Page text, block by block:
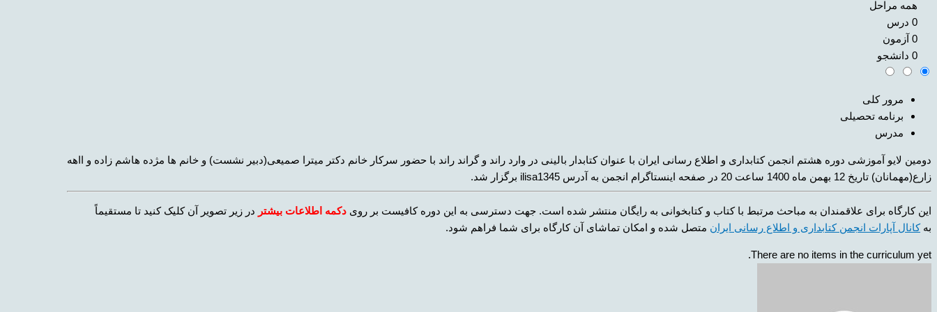
همه مراحل
0 درس
0 آزمون
0 دانشجو
مرور کلی
برنامه تحصیلی
مدرس
دومین لایو آموزشی دوره هشتم انجمن کتابداری و اطلاع رسانی ایران با عنوان کتابدار بالینی در وارد راند و گراند راند با حضور سرکار خانم دکتر میترا صمیعی(دبیر نشست) و خانم ها مژده هاشم زاده و ااهه
زارع(مهمانان) تاریخ 12 بهمن ماه 1400 ساعت 20 در صفحه اینستاگرام انجمن به آدرس ilisa1345 برگزار شد.
این کارگاه برای علاقمندان به مباحث مرتبط با کتاب و کتابخوانی به رایگان منتشر شده است. جهت دسترسی به این دوره کافیست بر روی دکمه اطلاعات بیشتر در زیر تصویر آن کلیک کنید تا مستقیماً
بهکانال آپارات انجمن کتابداری و اطلاع رسانی ایران متصل شده و امکان تماشای آن کارگاه برای شما فراهم شود.
There are no items in the curriculum yet.